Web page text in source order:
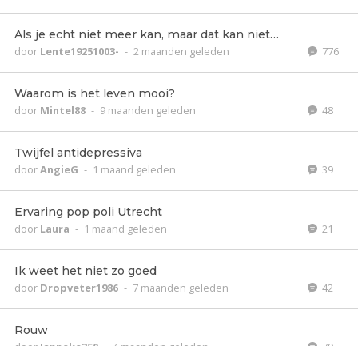
Als je echt niet meer kan, maar dat kan niet…
door Lente19251003- - 2 maanden geleden 776
Waarom is het leven mooi?
door Mintel88 - 9 maanden geleden 48
Twijfel antidepressiva
doorAngieG - 1 maand geleden 39
Ervaring pop poli Utrecht
door Laura - 1 maand geleden 21
Ik weet het niet zo goed
door Dropveter1986 - 7 maanden geleden 42
Rouw